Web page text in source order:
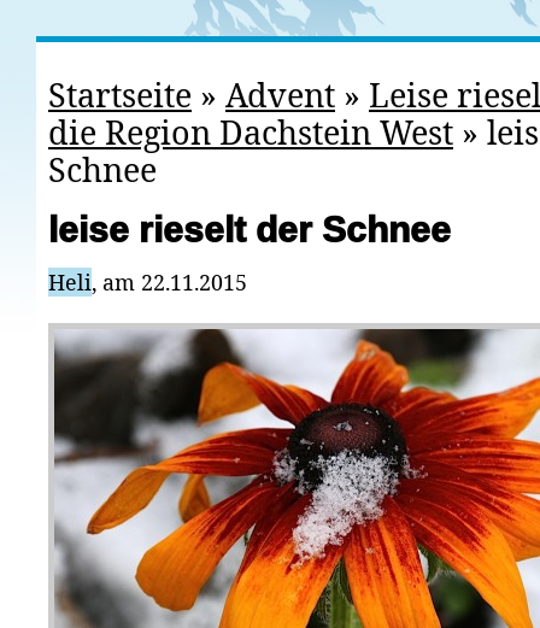
Startseite » Advent » Leise
die Region Dachstein West »
Schnee
leise rieselt der Schnee
Heli, am 22.11.2015